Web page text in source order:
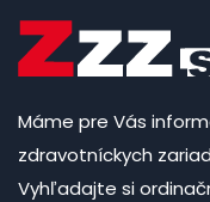
Máme pre Vás
zdravotníckych
Vyhľadajte si